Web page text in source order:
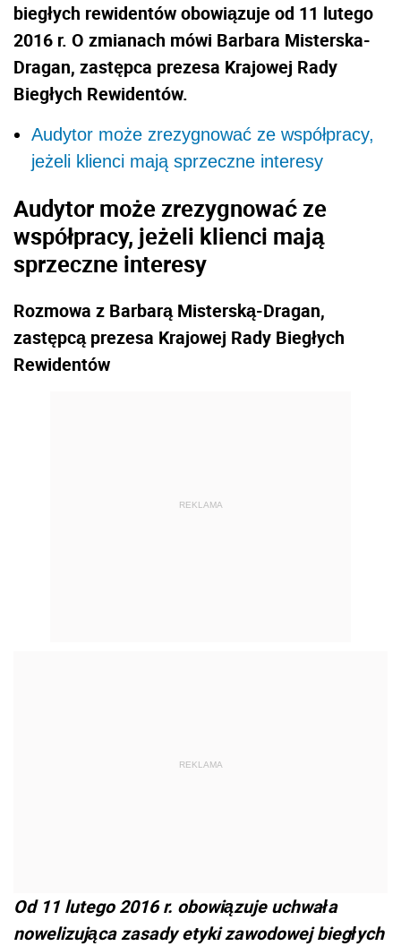
biegłych rewidentów obowiązuje od 11 lutego
2016 r. O zmianach mówi Barbara Misterska-
Dragan, zastępca prezesa Krajowej Rady
Biegłych Rewidentów.
Audytor może zrezygnować ze współpracy,
jeżeli klienci mają sprzeczne interesy
Audytor może zrezygnować ze
współpracy, jeżeli klienci mają
sprzeczne interesy
Rozmowa z Barbarą Misterską-Dragan,
zastępcą prezesa Krajowej Rady Biegłych
Rewidentów
REKLAMA
REKLAMA
Od 11 lutego 2016 r. obowiązuje uchwała
nowelizująca zasady etyki zawodowej biegłych